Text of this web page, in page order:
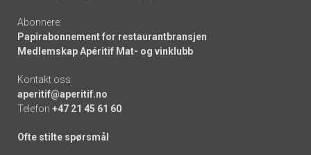
Abonnere:
Papirabonnement for restaurantbransjen
Medlemskap Apéritif Mat- og vinklubb
Kontakt oss:
aperitif@aperitif.no
Telefon +47 21 45 61 60
Ofte stilte spørsmål